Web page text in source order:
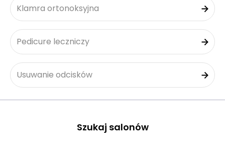
Klamra ortonoksyjna
Pedicure leczniczy
Usuwanie odcisków
Szukaj salonów